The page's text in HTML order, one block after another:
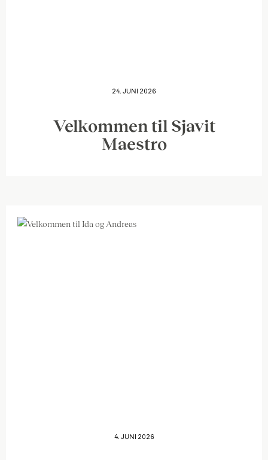
Velkommen til Sjavit
Maestro
24. JUNI 2026
4. JUNI 2026